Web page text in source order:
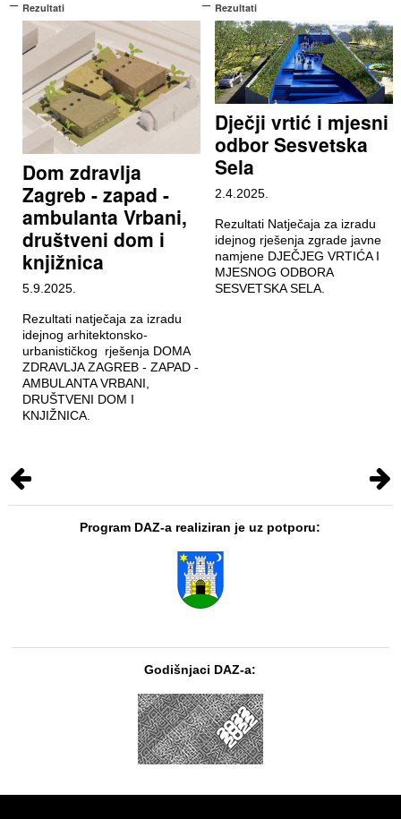
Rezultati
Dom zdravlja
Zagreb - zapad -
ambulanta Vrbani,
društveni dom i
knjižnica
5.9.2025.
Rezultati natječaja za izradu
idejnog arhitektonsko-
urbanističkog rješenja DOMA
ZDRAVLJA ZAGREB - ZAPAD -
AMBULANTA VRBANI,
DRUŠTVENI DOM I
KNJIŽNICA.
Rezultati
Dječji vrtić i mjesni
odbor Sesvetska
Sela
2.4.2025.
Rezultati Natječaja za izradu
idejnog rješenja zgrade javne
namjene DJEČJEG VRTIĆA I
MJESNOG ODBORA
SESVETSKA SELA.
Program DAZ-a realiziran je uz potporu:
Godišnjaci DAZ-a: